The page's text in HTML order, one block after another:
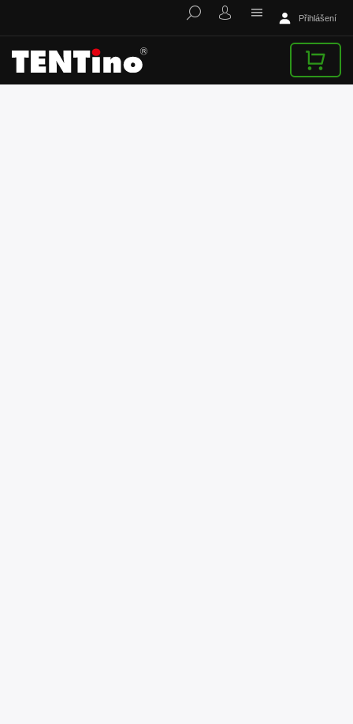
Přihlášení